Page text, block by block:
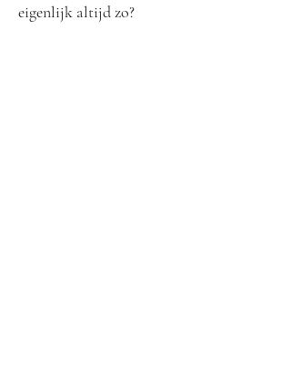
eigenlijk altijd zo?